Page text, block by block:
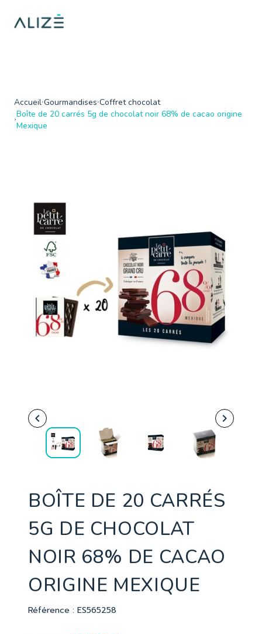
on line137
Accueil Gourmandises Coffret chocolat
Boîte de 20 carrés 5g de chocolat noir 68% de cacao origine
Mexique
 
BOÎTE DE 20 CARRÉS
5G DE CHOCOLAT
NOIR 68% DE CACAO
ORIGINE MEXIQUE
Référence : ES565258